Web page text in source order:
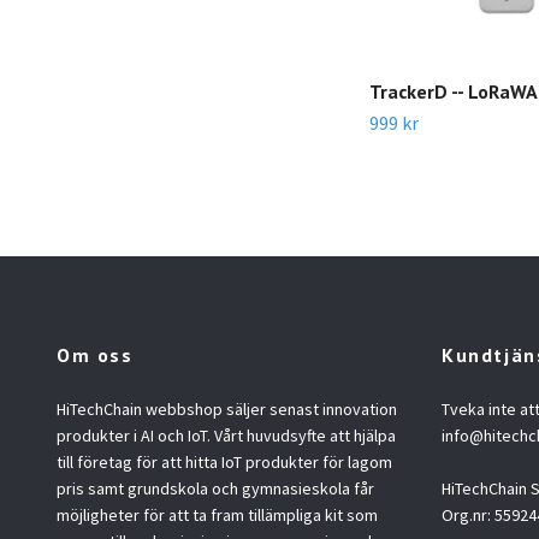
TrackerD --
999 kr
Om oss
HiTechChain webbshop säljer senast innovation
produkter i AI och IoT. Vårt huvudsyfte att hjälpa
till företag för att hitta IoT produkter för lagom
pris samt grundskola och gymnasieskola får
möjligheter för att ta fram tillämpliga kit som
Tveka inte
HiTechChain
Org.nr: